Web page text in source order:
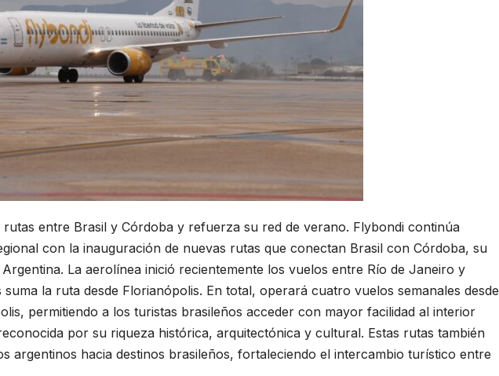
entre Brasil y Córdoba y refuerza su red de verano. Flybondi continúa
con la inauguración de nuevas rutas que conectan Brasil con Córdoba, su
La aerolínea inició recientemente los vuelos entre Río de Janeiro y
la ruta desde Florianópolis. En total, operará cuatro vuelos semanales desde
permitiendo a los turistas brasileños acceder con mayor facilidad al interior
por su riqueza histórica, arquitectónica y cultural. Estas rutas también
argentinos hacia destinos brasileños, fortaleciendo el intercambio turístico entre